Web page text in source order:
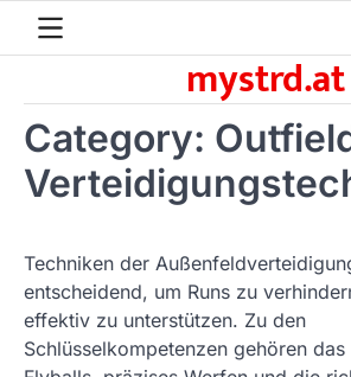
mystrd.at
Category:
Techniken der
entscheidend, um Runs zu
effektiv zu unterstützen. Zu den
Schlüsselkompetenzen gehören